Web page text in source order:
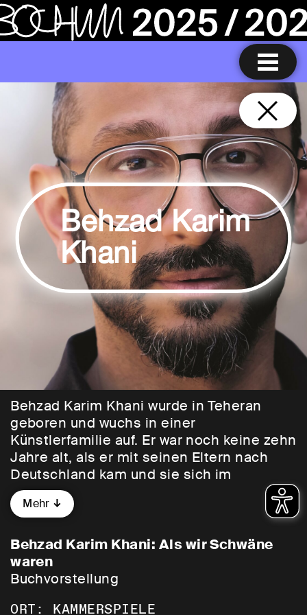
Behzad Karim
Khani
Behzad Karim Khani wurde in Teheran
geboren und wuchs in einer
Künstlerfamilie auf. Er war noch keine zehn
Jahre alt, als er mit seinen Eltern nach
Deutschland kam und sie sich im
Ruhrgebiet niederließen. Seit 2003 lebt er
in Berlin-Kreuzberg. Sein Debütroman
Hanser Berlin, 2024 folgte dortAls wir
Schwäne waren
Kammerspielen vorstellen wird:
Mehr
Behzad Karim Khani: Als wir Schwäne
waren
Buchvorstellung
ORT: KAMMERSPIELE